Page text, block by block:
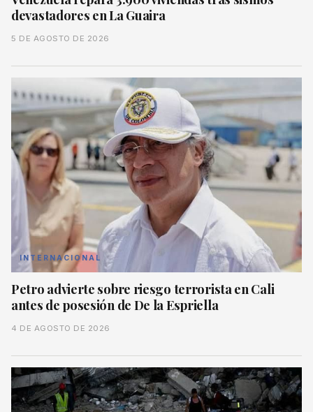
devastadores en La Guaira
5 DE AGOSTO DE 2026
INTERNACIONAL
Petro advierte sobre riesgo terrorista en Cali
antes de posesión de De la Espriella
4 DE AGOSTO DE 2026